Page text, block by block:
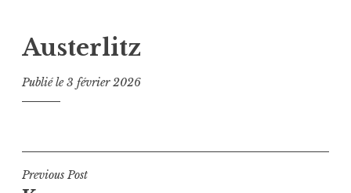
Austerlitz
Publié le3 février 2026
Navigation
Previous Post